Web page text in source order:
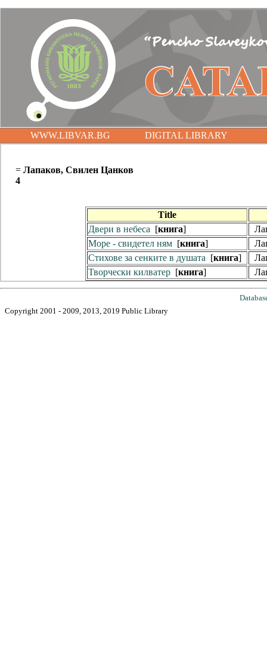
WWW.LIBVAR.BG DIGITAL LIBRARY
= Лапаков, Свилен Цанков
4
Title
Двери в небеса [книга]
Море - свидетел ням [книга]
Стихове за сенките в душата [книга]
Творчески килватер [книга]
Copyright 2001 - 2009, 2013, 2019 Public Library